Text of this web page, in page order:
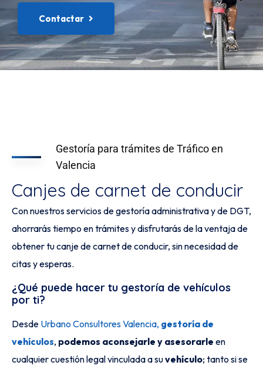
Contactar
Gestoría para trámites de Tráfico en
Valencia
Canjes de carnet de conducir
Con nuestros servicios de gestoría administrativa y de DGT,
ahorrarás tiempo en trámites y disfrutarás de la ventaja de
obtener tu canje de carnet de conducir, sin necesidad de
citas y esperas.
¿Qué puede hacer tu gestoría de vehículos
por ti?
Desde Urbano Consultores Valencia, gestoría de
vehículos, podemos aconsejarle y asesorarle en
cualquier cuestión legal vinculada a suvehículo; tanto si se